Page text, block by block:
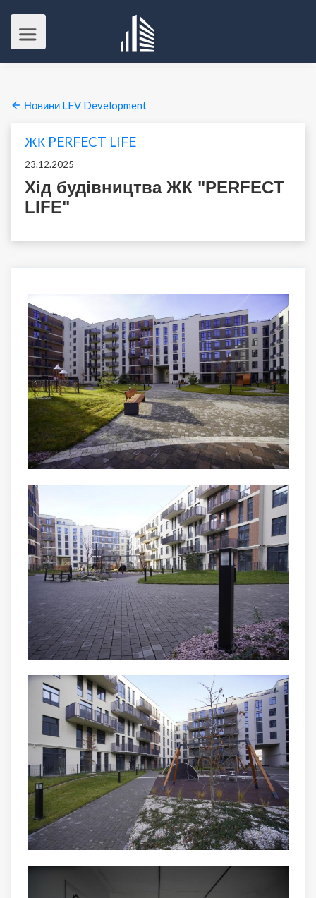
Новини LEV Development
ЖК PERFECT LIFE
23.12.2025
Хід будівництва ЖК "PERFECT
LIFE"